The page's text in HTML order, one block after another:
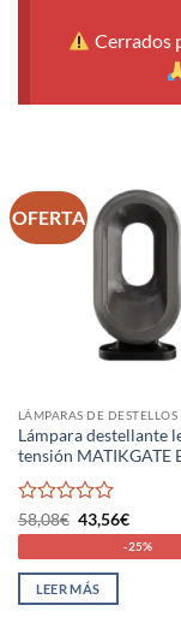
Cerrados
OFERTA
LÁMPARAS DE DESTELLOS
Lámpara destellante
tensión MATIKGATE
Valorado
con
0
de
58,08€ El
precio
original
era:
58,08€.
43,56€El
precio
actual
es:
-25%
LEER MÁS